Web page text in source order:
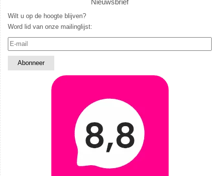
Nieuwsbrief
Wilt u op de hoogte blijven?
Word lid van onze mailinglijst: